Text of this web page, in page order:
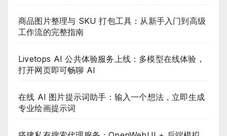
商品图片整理与 SKU 打包工具：从新手入门到高级
工作流的完整指南
Livetops AI 公共体验服务上线：多模型在线体验，
打开网页即可畅聊 AI
在线 AI 图片提示词助手：输入一个想法，立即生成
专业绘画提示词